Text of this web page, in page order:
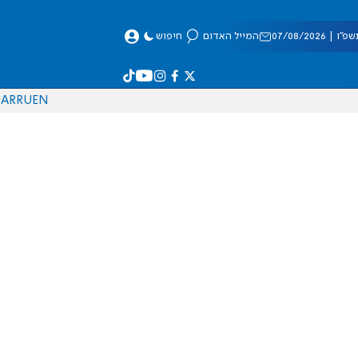
08/2026 המייל האדום חיפוש
EN
RU
AR